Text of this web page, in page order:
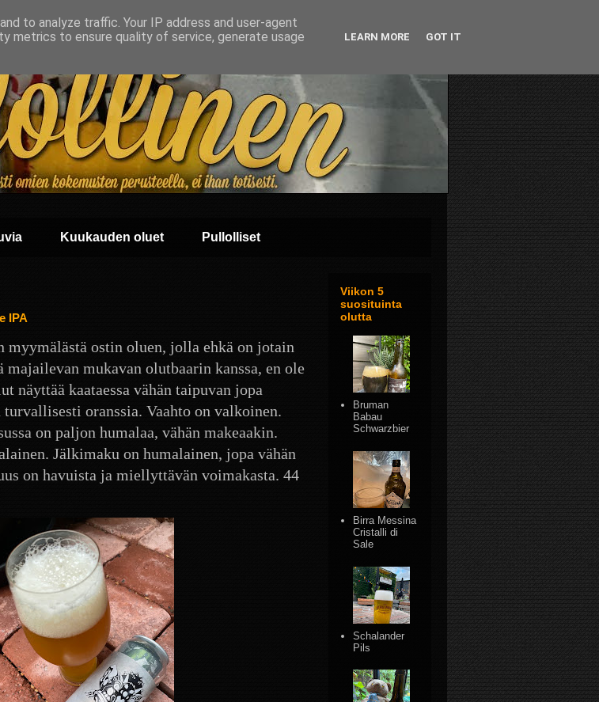
Kuukauden oluet Pullolliset
IPA
myymälästä ostin oluen, jolla ehkä on jotain
mukavan olutbaarin kanssa, en ole
näyttää kaataessa vähän taipuvan jopa
turvallisesti oranssia. Vaahto on valkoinen.
on paljon humalaa, vähän makeaakin.
Jälkimaku on humalainen, jopa vähän
on havuista ja miellyttävän voimakasta. 44
Viikon 5
suosituinta
olutta
Bruman
Babau
Schwarzbier
Birra Messina
Cristalli di
Sale
Schalander
Pils
to analyze traffic. Your IP address and user-agent
metrics to ensure quality of service, generate usage
LEARN MORE GOT IT